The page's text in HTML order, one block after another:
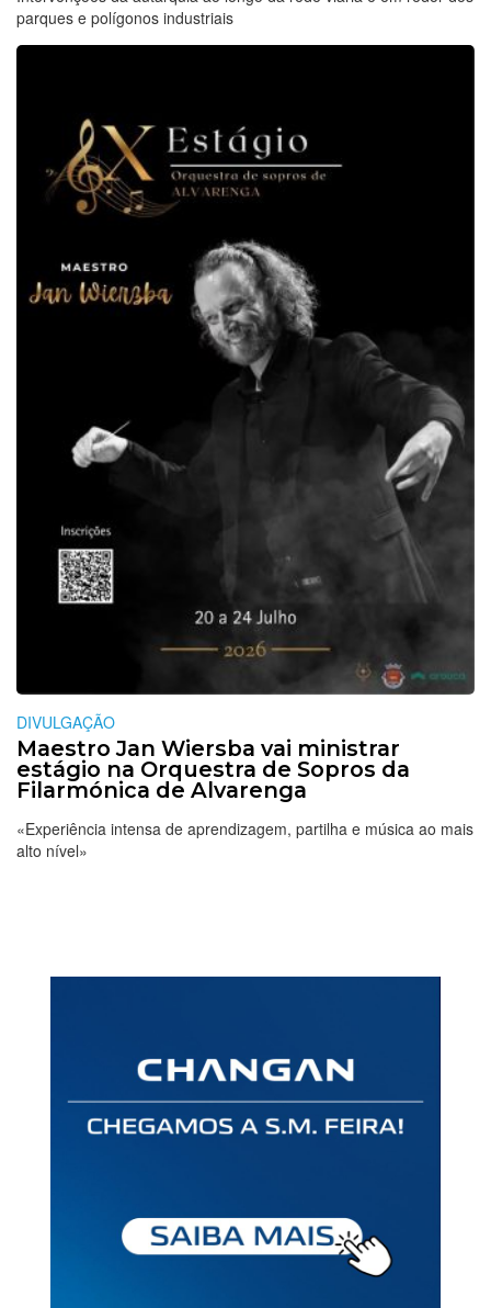
parques e polígonos industriais
DIVULGAÇÃO
Maestro Jan Wiersba vai ministrar
estágio na Orquestra de Sopros da
Filarmónica de Alvarenga
«Experiência intensa de aprendizagem, partilha e música ao mais
alto nível»